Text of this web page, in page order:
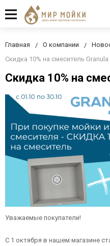
Главная О компании
Скидка 10% на смеситель Granula
Скидка 10% на
Уважаемые покупатели!
С 1 октября в нашем магазине